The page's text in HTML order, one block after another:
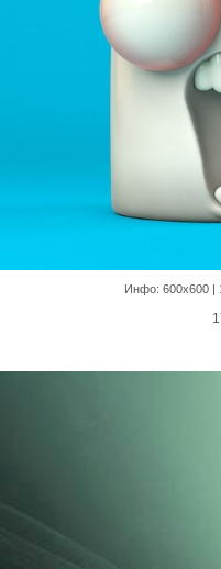
Инфо: 600х600 |